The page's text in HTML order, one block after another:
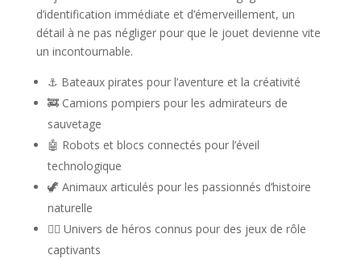
d’identification immédiate et d’émerveillement, un
détail à ne pas négliger pour que le jouet devienne vite
un incontournable.
⚓ Bateaux pirates pour l’aventure et la créativité
🚒 Camions pompiers pour les admirateurs de
sauvetage
🤖 Robots et blocs connectés pour l’éveil
technologique
🦖 Animaux articulés pour les passionnés d’histoire
naturelle
🦸‍♂️ Univers de héros connus pour des jeux de rôle
captivants